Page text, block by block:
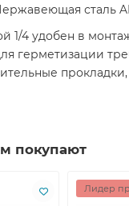
сталь
1/4 удобен в
герметизации
покупают
Лидер